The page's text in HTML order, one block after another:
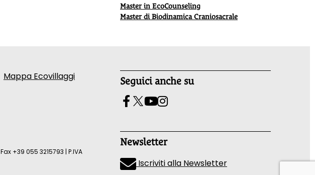
Master in EcoCounseling
Master di Biodinamica Craniosacrale
Mappa Ecovillaggi Seguici anche su
Newsletter
Iscriviti alla Newsletter
Fax +39 055 3215793 | P.IVA